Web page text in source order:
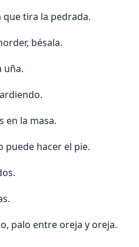
que tira la pedrada.
bésala.
uña.
en la masa.
puede hacer el pie.
palo entre oreja y oreja.